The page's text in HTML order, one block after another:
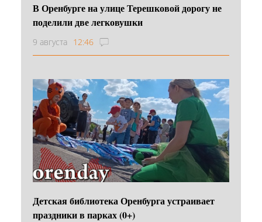
В Оренбурге на улице Терешковой дорогу не
поделили две легковушки
9 августа 12:46
Детская библиотека Оренбурга устраивает
праздники в парках (0+)